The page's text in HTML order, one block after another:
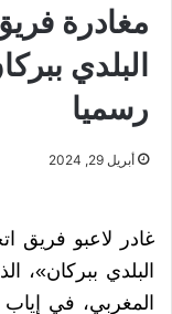
مغادرة
البلدي
رسميا
أبريل 29, 2024
غادر لاعبو فريق
البلدي
المغربي، في